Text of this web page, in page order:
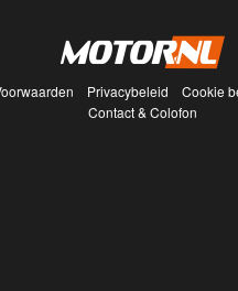
Privacybeleid Cookie
Contact & Colofon